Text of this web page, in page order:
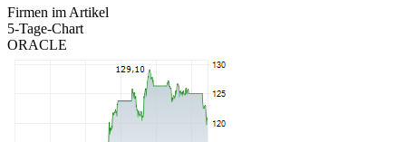
Firmen im Artikel
5-Tage-Chart
ORACLE